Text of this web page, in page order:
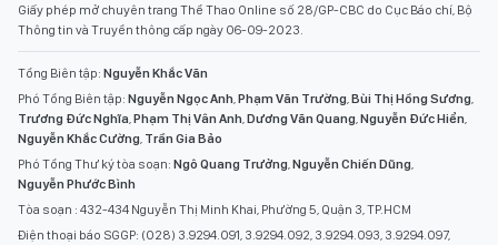
Giấy phép mở chuyên trang Thể Thao Online số 28/GP-CBC do Cục Báo chí, Bộ
Thông tin và Truyền thông cấp ngày 06-09-2023.
Tổng Biên tập: Nguyễn Khắc Văn
Phó Tổng Biên tập: Nguyễn Ngọc Anh Phạm Văn Trường Bùi Thị Hồng Sương
Trương Đức Nghĩa Phạm Thị Vân Anh Dương Văn Quang Nguyễn Đức Hiển
Nguyễn Khắc Cường Trần Gia Bảo
Phó Tổng Thư ký tòa soạn: Ngô Quang Trưởng Nguyễn Chiến Dũng
Nguyễn Phước Bình
Tòa soạn : 432-434 Nguyễn Thị Minh Khai, Phường 5, Quận 3, TP.HCM
Điện thoại báo SGGP: (028) 3.9294.091, 3.9294.092, 3.9294.093, 3.9294.097,